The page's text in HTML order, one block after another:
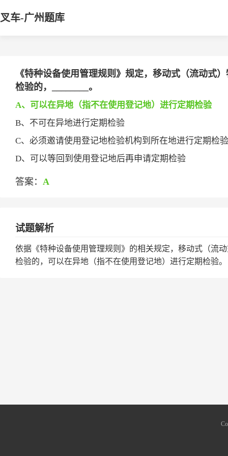
叉车-广州题库
《特种设备使用管理规则》规定，移动式（流动式
检验的，________。
A、可以在异地（指不在使用登记地）进行定期检验
B、不可在异地进行定期检验
C、必须邀请使用登记地检验机构到所在地进行定期检验
D、可以等回到使用登记地后再申请定期检验
答案： A
试题解析
依据《特种设备使用管理规则》的相关规定，移动式（流
检验的，可以在异地（指不在使用登记地）进行定期检验。